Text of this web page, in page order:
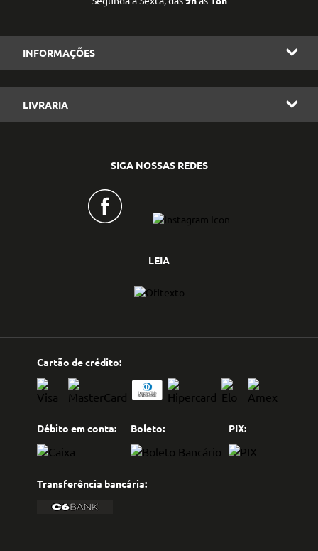
INFORMAÇÕES
LIVRARIA
SIGA NOSSAS REDES
LEIA
Cartão de crédito:
Débito em conta: Boleto: PIX:
Transferência bancária: